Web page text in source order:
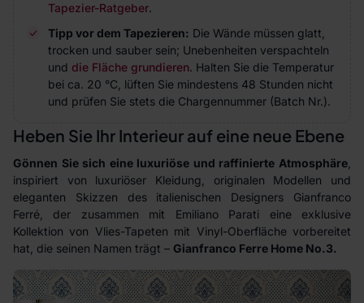
Tapezier-Ratgeber.
Tipp vor dem Tapezieren: Die Wände müssen glatt,
trocken und sauber sein; Unebenheiten verspachteln
und die Fläche grundieren. Halten Sie die Temperatur
bei ca. 20 °C, lüften Sie mindestens 48 Stunden nicht
und prüfen Sie stets die Chargennummer (Batch Nr.).
Heben Sie Ihr Interieur auf eine neue Ebene
Gönnen Sie sich eine luxuriöse und raffinierte Atmosphäre
inspiriert von luxuriöser Kleidung, originalen Modellen und
eleganten Skizzen des italienischen Designers Gianfranco
Ferré, der zusammen mit Emiliano Parati eine exklusive
Kollektion von Vlies-Tapeten mit Vinyl-Oberfläche vorbereitet
hat, die seinen Namen trägt – Gianfranco Ferre Home No.3.